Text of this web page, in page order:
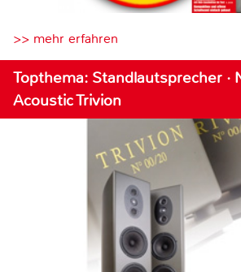
>> mehr erfahren
Topthema: Standlautsprecher ·
Acoustic Trivion